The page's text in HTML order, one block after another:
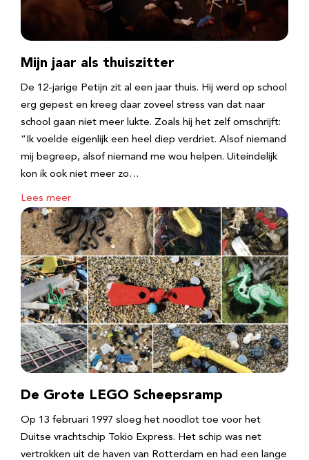
Mijn jaar als thuiszitter
De 12-jarige Petijn zit al een jaar thuis. Hij werd op school
erg gepest en kreeg daar zoveel stress van dat naar
school gaan niet meer lukte. Zoals hij het zelf omschrijft:
“Ik voelde eigenlijk een heel diep verdriet. Alsof niemand
mij begreep, alsof niemand me wou helpen. Uiteindelijk
kon ik ook niet meer zo…
Lees meer
De Grote LEGO Scheepsramp
Op 13 februari 1997 sloeg het noodlot toe voor het
Duitse vrachtschip Tokio Express. Het schip was net
vertrokken uit de haven van Rotterdam en had een lange